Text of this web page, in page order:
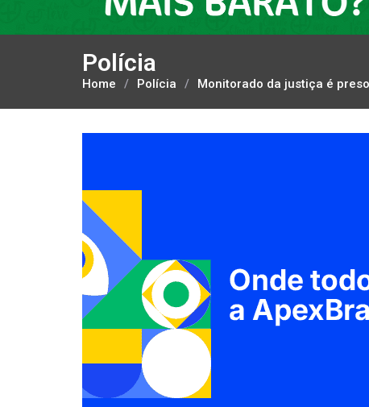
Polícia
Home / Polícia / Monitorado da justiça é